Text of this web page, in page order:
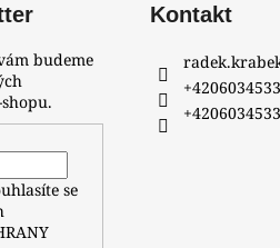
budeme
se
Kontakt